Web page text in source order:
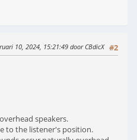
#2
10, 2024, 15:21:49 door CBdicX
speakers.
to the listener's position.